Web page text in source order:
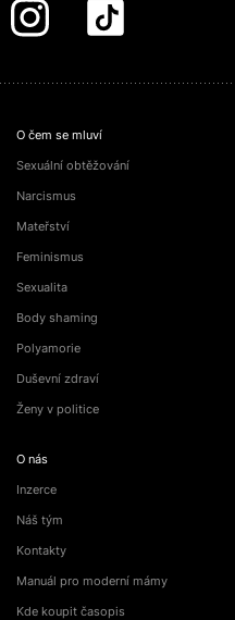
O čem se mluví
Sexuální obtěžování
Narcismus
Mateřství
Feminismus
Sexualita
Body shaming
Polyamorie
Duševní zdraví
Ženy v politice
O nás
Inzerce
Náš tým
Kontakty
Manuál pro moderní mámy
Kde koupit časopis